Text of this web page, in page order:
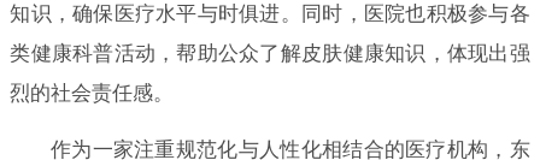
知识，确保医疗水平与时俱进。同时，医院也积极参与各
类健康科普活动，帮助公众了解皮肤健康知识，体现出强
烈的社会责任感。
作为一家注重规范化与人性化相结合的医疗机构，东